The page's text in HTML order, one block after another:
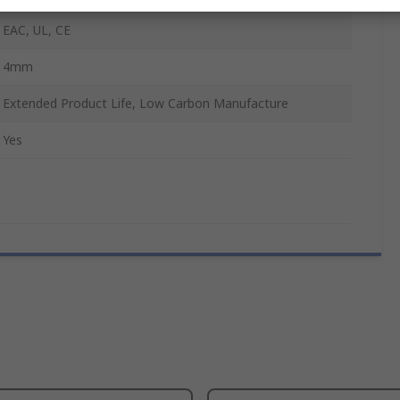
EAC, UL, CE
4mm
Extended Product Life, Low Carbon Manufacture
Yes